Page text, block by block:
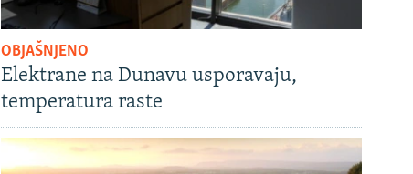
OBJAŠNJENO
Elektrane na Dunavu usporavaju,
temperatura raste